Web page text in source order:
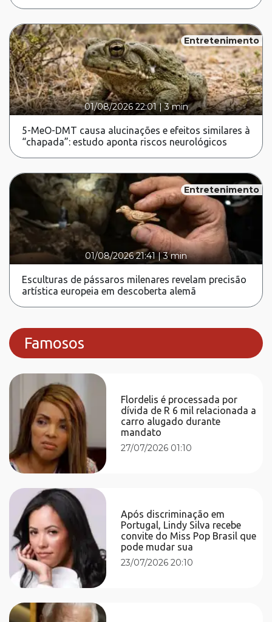
Entretenimento
01/08/2026 22:01|3 min
5-MeO-DMT causa alucinações e efeitos similares à
“chapada”: estudo aponta riscos neurológicos
Entretenimento
01/08/2026 21:41 |3 min
Esculturas de pássaros milenares revelam precisão
artística europeia em descoberta alemã
Famosos
Flordelis é processada por
dívida de R 6 mil relacionada a
carro alugado durante
mandato
27/07/2026 01:10
Após discriminação em
Portugal, Lindy Silva recebe
convite do Miss Pop Brasil que
pode mudar sua
23/07/2026 20:10